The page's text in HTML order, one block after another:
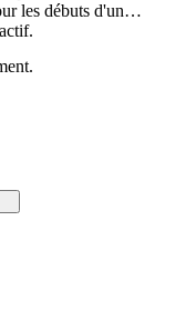
les débuts d'un